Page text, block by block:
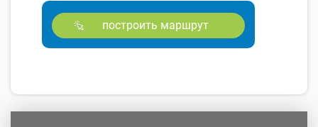
построить маршрут